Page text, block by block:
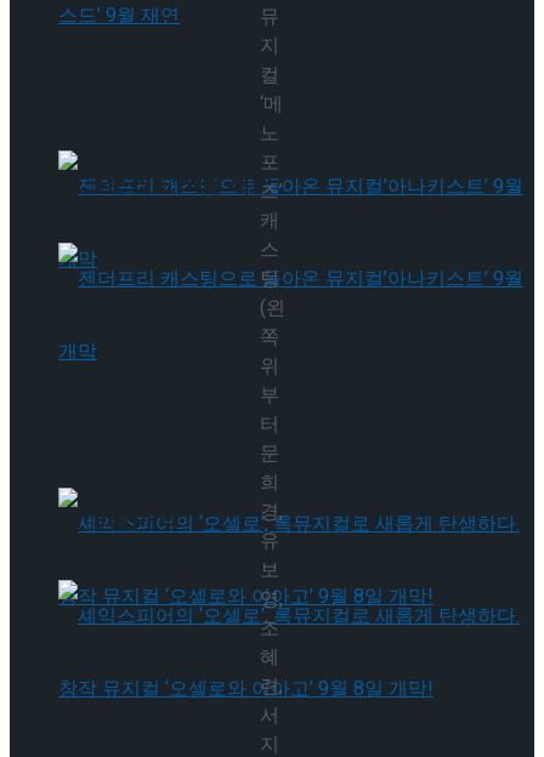
‘로미오와 줄리엣’의 발칙한 평행세계,연극 ‘스
타크로스드’ 9월 재연
젠더프리 캐스팅으로 돌아온 뮤지컬’아나키스
셰익스피어의 ‘오셀로’, 록뮤지컬로 새롭게 탄생
‘로미오와 줄리엣’의 발칙한 평행세계,연극 ‘스
타크로스드’ 9월 재연
젠더프리 캐스팅으로 돌아온 뮤지컬’아나키스
트’ 9월 개막
뮤
지
컬
‘메
노
포
즈’
캐
스
팅
(왼
쪽
위
부
터
문
희
경,
유
보
영,
조
혜
련,
서
지